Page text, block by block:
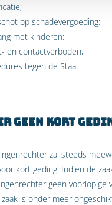
op schadevergoeding;
met kinderen;
en contactverboden;
tegen de Staat.
geen kort
zal steeds
kort geding. Indien de
geen voorlopige
is onder meer